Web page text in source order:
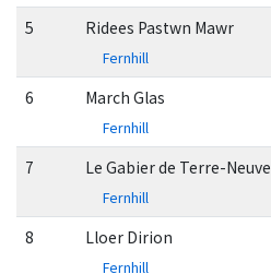
5 Ridees Pastwn Mawr
Fernhill
6 March Glas
Fernhill
7 Le Gabier de Terre-Neuve
Fernhill
8 Lloer Dirion
Fernhill